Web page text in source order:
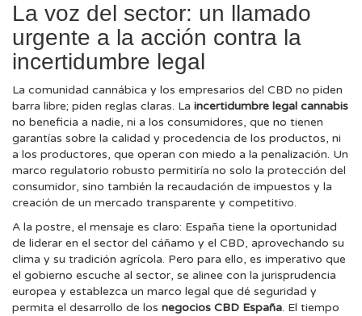
La voz del sector: un llamado
urgente a la acción contra la
incertidumbre legal
La comunidad cannábica y los empresarios del CBD no piden
barra libre; piden reglas claras. La incertidumbre legal cannabis
no beneficia a nadie, ni a los consumidores, que no tienen
garantías sobre la calidad y procedencia de los productos, ni
a los productores, que operan con miedo a la penalización. Un
marco regulatorio robusto permitiría no solo la protección del
consumidor, sino también la recaudación de impuestos y la
creación de un mercado transparente y competitivo.
A la postre, el mensaje es claro: España tiene la oportunidad
de liderar en el sector del cáñamo y el CBD, aprovechando su
clima y su tradición agrícola. Pero para ello, es imperativo que
el gobierno escuche al sector, se alinee con la jurisprudencia
europea y establezca un marco legal que dé seguridad y
permita el desarrollo de los negocios CBD España. El tiempo